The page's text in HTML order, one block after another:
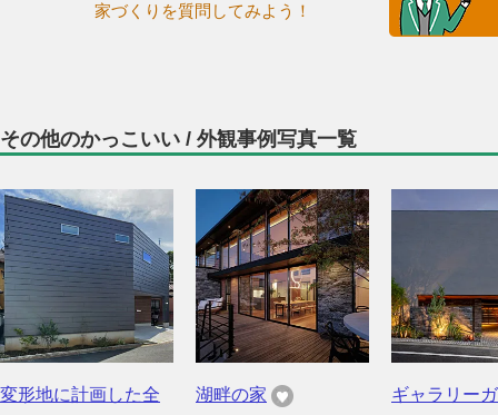
家づくりを質問してみよう！
その他のかっこいい / 外観事例写真一覧
変形地に計画した全
湖畔の家
ギャラリー